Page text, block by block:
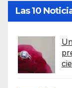
Las 10